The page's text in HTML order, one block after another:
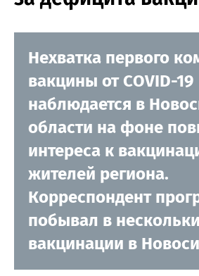
Нехватка первого
вакцины от COVID-19
наблюдается в
области на фоне
интереса к
жителей региона.
Корреспондент
побывал в
вакцинации в